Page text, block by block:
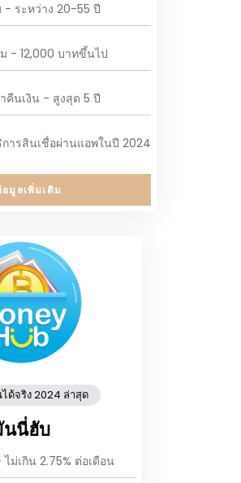
- ระหว่าง 20-55 ปี
- 12,000 บาทขึ้นไป
คืนเงิน - สูงสุด 5 ปี
ารสินเชื่อผ่านแอพในปี 2024
มูลเพิ่มเติม
ด้จริง 2024 ล่าสุด
นี่ฮับ
ม่เกิน 2.75% ต่อเดือน